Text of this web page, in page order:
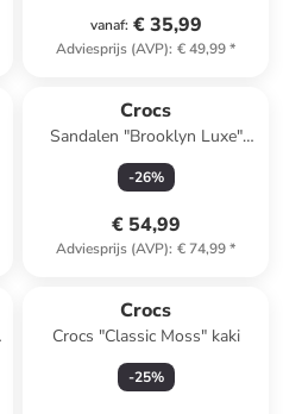
vanaf: € 35,99
Adviesprijs (AVP): € 49,99*
Crocs
Sandalen "Brooklyn Luxe"
camel
-26%
€ 54,99
Adviesprijs (AVP): € 74,99*
Crocs
Crocs "Classic Moss" kaki
-25%